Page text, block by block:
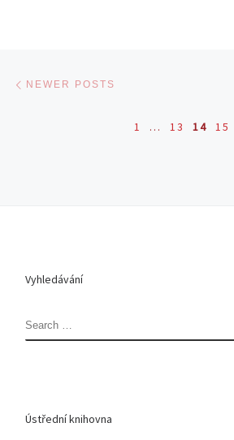
NEWER POSTS
1 … 13 14 15
Vyhledávání
SEARCH
Ústřední knihovna